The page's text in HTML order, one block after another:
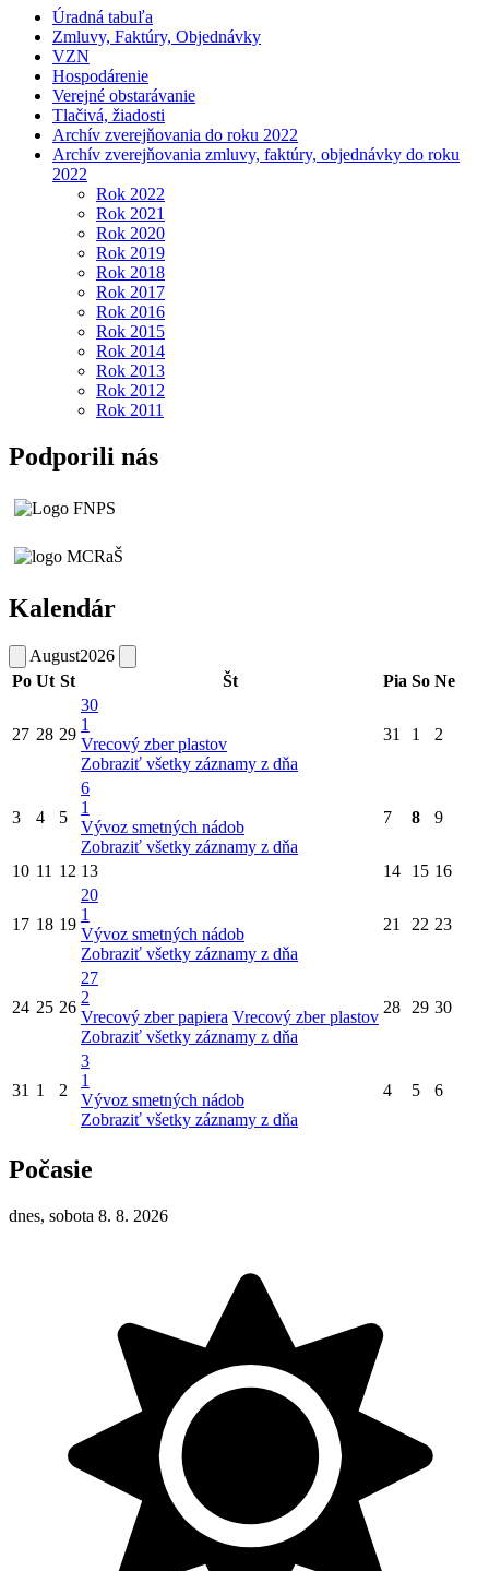
Úradná tabuľa
Zmluvy, Faktúry, Objednávky
VZN
Hospodárenie
Verejné obstarávanie
Tlačivá, žiadosti
Archív zverejňovania do roku 2022
Archív zverejňovania zmluvy, faktúry, objednávky do roku
2022
Rok 2022
Rok 2021
Rok 2020
Rok 2019
Rok 2018
Rok 2017
Rok 2016
Rok 2015
Rok 2014
Rok 2013
Rok 2012
Rok 2011
Podporili nás
Kalendár
August2026
Po Ut St Št Pia So Ne
27 28 29
30
1
Vrecový zber plastov
Zobraziť všetky záznamy z dňa
31 1 2
3 4 5
6
1
Vývoz smetných nádob
Zobraziť všetky záznamy z dňa
7 8 9
10 11 12 13 14 15 16
17 18 19
20
1
Vývoz smetných nádob
Zobraziť všetky záznamy z dňa
21 22 23
24 25 26
27
2
Vrecový zber papiera Vrecový zber plastov
Zobraziť všetky záznamy z dňa
28 29 30
31 1 2
3
1
Vývoz smetných nádob
Zobraziť všetky záznamy z dňa
4 5 6
Počasie
dnes, sobota 8. 8. 2026